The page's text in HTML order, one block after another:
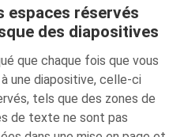
espaces réservés
des diapositives
que chaque fois que vous
une diapositive, celle-ci
tels que des zones de
de texte ne sont pas